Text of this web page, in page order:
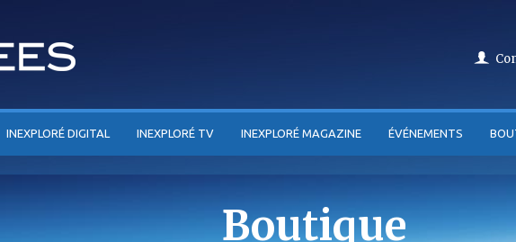
INEXPLORÉ DIGITAL INEXPLORÉ TV INEXPLORÉ MAGAZINE ÉVÉNEMENTS
Boutique